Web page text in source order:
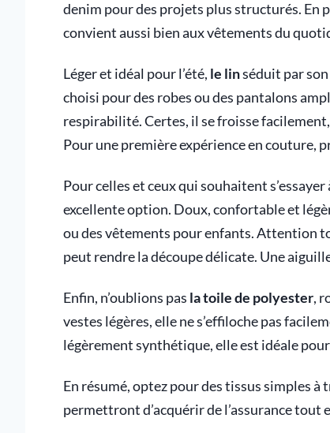
denim pour des projets plus structurés. En
convient aussi bien aux vêtements du
Léger et idéal pour l’été, le linséduit par
choisi pour des robes ou des pantalons
respirabilité. Certes, il se froisse
Pour une première expérience en couture,
Pour celles et ceux qui souhaitent
excellente option. Doux, confortable et
ou des vêtements pour enfants. Attention
peut rendre la découpe délicate. Une
Enfin, n’oublions pas la toile de polyester,
vestes légères, elle ne s’effiloche pas
légèrement synthétique, elle est idéale
En résumé, optez pour des tissus simples
permettront d’acquérir de l’assurance tout